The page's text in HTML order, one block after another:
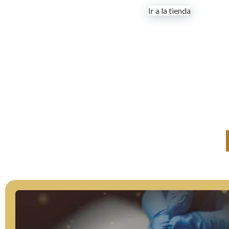
Ir a la tienda